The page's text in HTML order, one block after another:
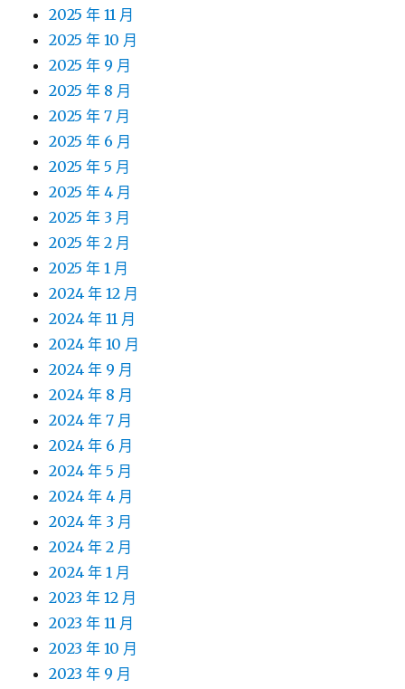
2025 年 11 月
2025 年 10 月
2025 年 9 月
2025 年 8 月
2025 年 7 月
2025 年 6 月
2025 年 5 月
2025 年 4 月
2025 年 3 月
2025 年 2 月
2025 年 1 月
2024 年 12 月
2024 年 11 月
2024 年 10 月
2024 年 9 月
2024 年 8 月
2024 年 7 月
2024 年 6 月
2024 年 5 月
2024 年 4 月
2024 年 3 月
2024 年 2 月
2024 年 1 月
2023 年 12 月
2023 年 11 月
2023 年 10 月
2023 年 9 月